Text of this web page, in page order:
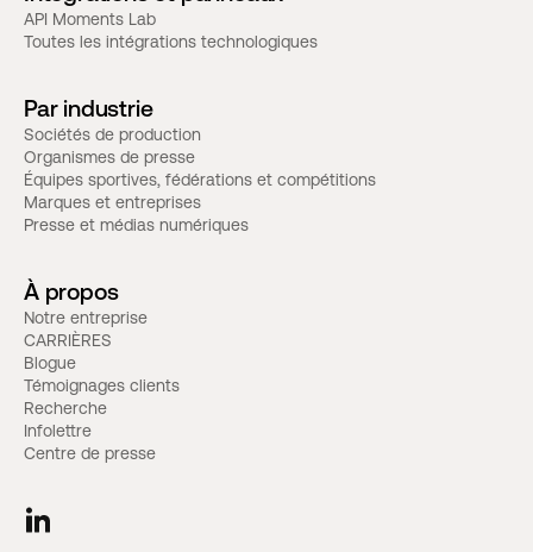
API Moments Lab
Toutes les intégrations technologiques
Par industrie
Sociétés de production
Organismes de presse
Équipes sportives, fédérations et compétitions
Marques et entreprises
Presse et médias numériques
À propos
Notre entreprise
CARRIÈRES
Blogue
Témoignages clients
Recherche
Infolettre
Centre de presse